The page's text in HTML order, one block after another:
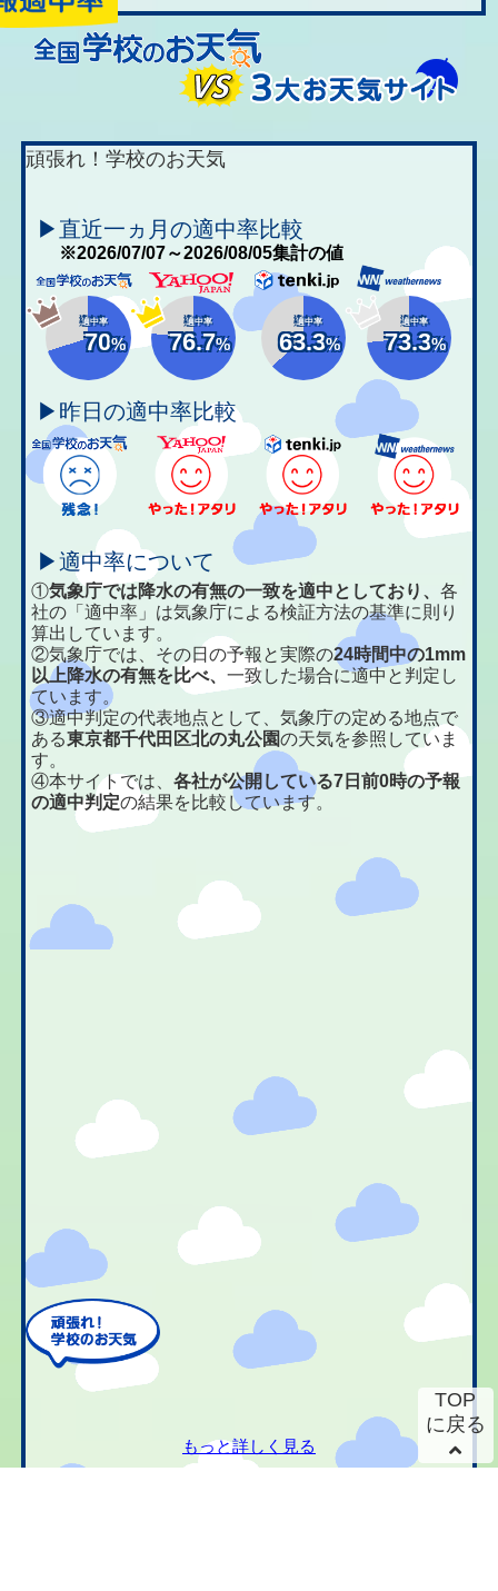
頑張れ！学校のお天気
▶直近一ヵ月の適中率比較
※2026/07/07～2026/08/05集計の値
適中率
70%
適中率
76.7%
適中率
63.3%
適中率
73.3%
▶昨日の適中率比較
▶適中率について
①気象庁では降水の有無の一致を適中としており、各
社の「適中率」は気象庁による検証方法の基準に則り
算出しています。
②気象庁では、その日の予報と実際の24時間中の1mm
以上降水の有無を比べ、一致した場合に適中と判定し
ています。
③適中判定の代表地点として、気象庁の定める地点で
ある東京都千代田区北の丸公園の天気を参照していま
す。
④本サイトでは、各社が公開している7日前0時の予報
の適中判定の結果を比較しています。
もっと詳しく見る
TOP
に戻る